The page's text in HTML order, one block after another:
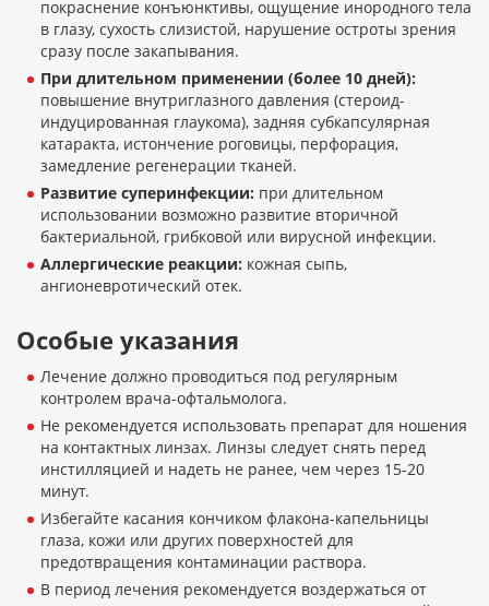
покраснение конъюнктивы, ощущение инородного тела
в глазу, сухость слизистой, нарушение остроты зрения
сразу после закапывания.
При длительном применении (более 10 дней):
повышение внутриглазного давления (стероид-
индуцированная глаукома), задняя субкапсулярная
катаракта, истончение роговицы, перфорация,
замедление регенерации тканей.
Развитие суперинфекции: при длительном
использовании возможно развитие вторичной
бактериальной, грибковой или вирусной инфекции.
Аллергические реакции: кожная сыпь,
ангионевротический отек.
Особые указания
Лечение должно проводиться под регулярным
контролем врача-офтальмолога.
Не рекомендуется использовать препарат для ношения
на контактных линзах. Линзы следует снять перед
инстилляцией и надеть не ранее, чем через 15-20
минут.
Избегайте касания кончиком флакона-капельницы
глаза, кожи или других поверхностей для
предотвращения контаминации раствора.
В период лечения рекомендуется воздержаться от